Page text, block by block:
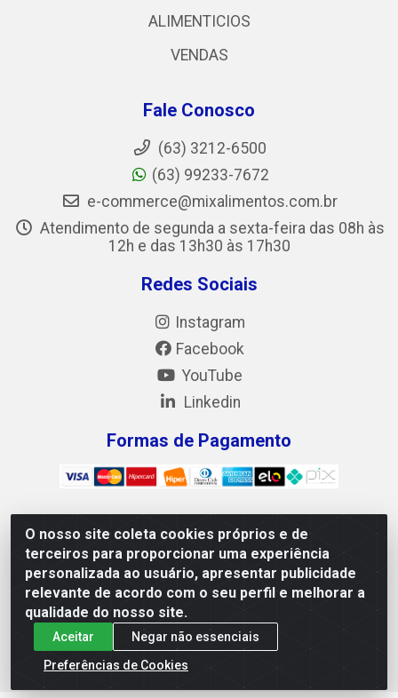
O nosso site coleta cookies próprios e de
terceiros para proporcionar uma experiência
personalizada ao usuário, apresentar publicidade
relevante de acordo com o seu perfil e melhorar a
qualidade do nosso site.
Aceitar
Negar não essenciais
Preferências de Cookies
ALIMENTICIOS
VENDAS
Fale Conosco
(63) 3212-6500
(63) 99233-7672
e-commerce@mixalimentos.com.br
Atendimento de segunda a sexta-feira das 08h às
12h e das 13h30 às 17h30
Redes Sociais
Instagram
Facebook
YouTube
Linkedin
Formas de Pagamento
Mix Alimentos LTDA - Quadra Asr Ne 55 (412 Norte), Alameda
02, S/N - Plano Diretor Norte, Palmas/TO - CEP 77.006-540 -
CNPJ 05.922.500/0001-02